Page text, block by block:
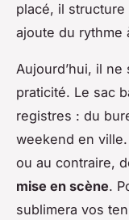
placé, il
ajoute du rythme
Aujourd’hui, il
praticité. Le sac
registres : du
weekend en
ou au contraire,
mise en scène.
sublimera vos